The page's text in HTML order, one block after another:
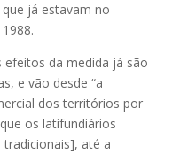
já estavam no
efeitos da medida já são
e vão desde “a
dos territórios por
os latifundiários
até a